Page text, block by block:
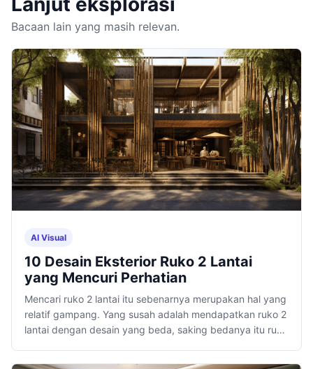
Bacaan lain yang masih relevan.
AI Visual
10 Desain Eksterior Ruko 2 Lantai
yang Mencuri Perhatian
Mencari ruko 2 lantai itu sebenarnya merupakan hal yang
relatif gampang. Yang susah adalah mendapatkan ruko 2
lantai dengan desain yang beda, saking bedanya itu ruko